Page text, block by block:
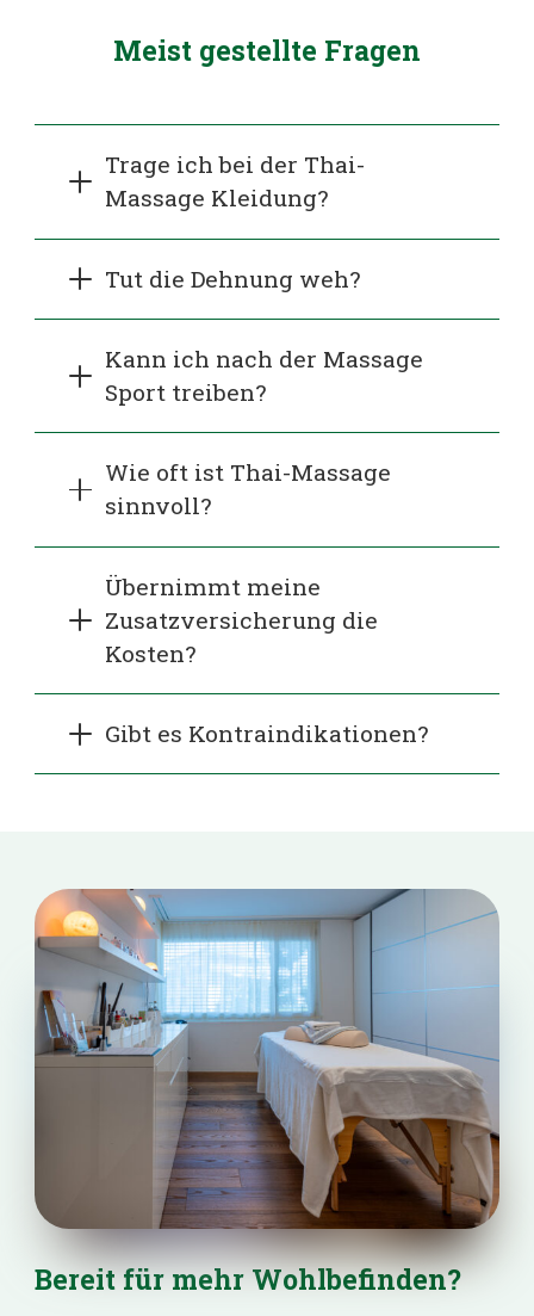
Meist gestellte Fragen
Trage ich bei der Thai-
Massage Kleidung?
Tut die Dehnung weh?
Kann ich nach der Massage
Sport treiben?
Wie oft ist Thai-Massage
sinnvoll?
Übernimmt meine
Zusatzversicherung die
Kosten?
Gibt es Kontraindikationen?
Bereit für mehr Wohlbefinden?